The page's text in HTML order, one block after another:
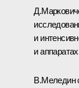
и
и
В.Меледин